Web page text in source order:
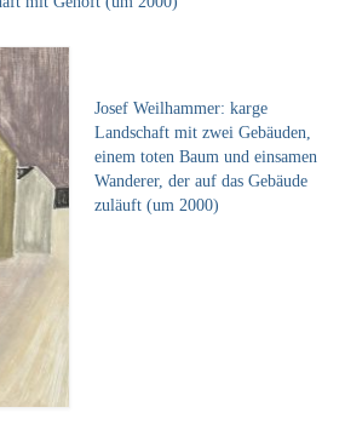
Hillern-Flinsch
1900-1945
Josef Weilhammer: karge
Landschaft mit zwei Gebäuden,
einem toten Baum und einsamen
Wanderer, der auf das Gebäude
zuläuft (um 2000)